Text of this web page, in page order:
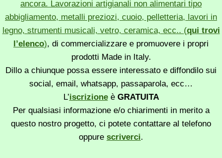
ancora. Lavorazioni artigianali non alimentari tipo
abbigliamento, metalli preziozi, cuoio, pelletteria, lavori in
legno, strumenti musicali, vetro, ceramica, ecc.. (qui trovi
l’elenco), di commercializzare e promuovere i propri
prodotti Made in Italy.
Dillo a chiunque possa essere interessato e diffondilo sui
social, email, whatsapp, passaparola, ecc…
L’iscrizioneè GRATUITA
Per qualsiasi informazione e/o chiarimenti in merito a
questo nostro progetto, ci potete contattare al telefono
oppure scriverci.